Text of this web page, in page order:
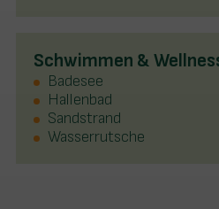
Schwimmen &
Badesee
Hallenbad
Sandstrand
Wasserrutsche